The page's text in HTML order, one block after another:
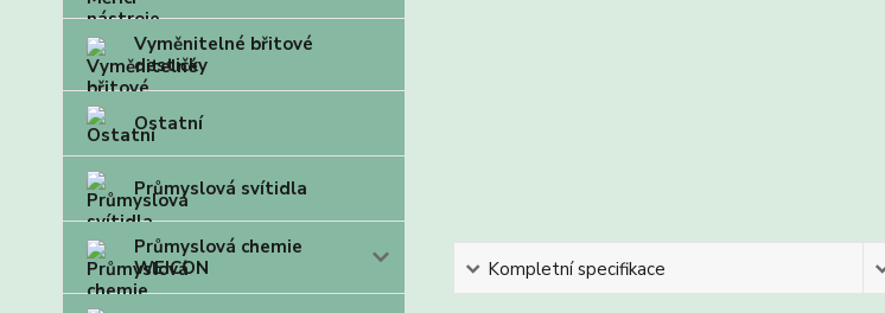
Vyměnitelné břitové
destičky
Ostatní
Průmyslová svítidla
Průmyslová chemie
WEICON
Kompletní specifikace